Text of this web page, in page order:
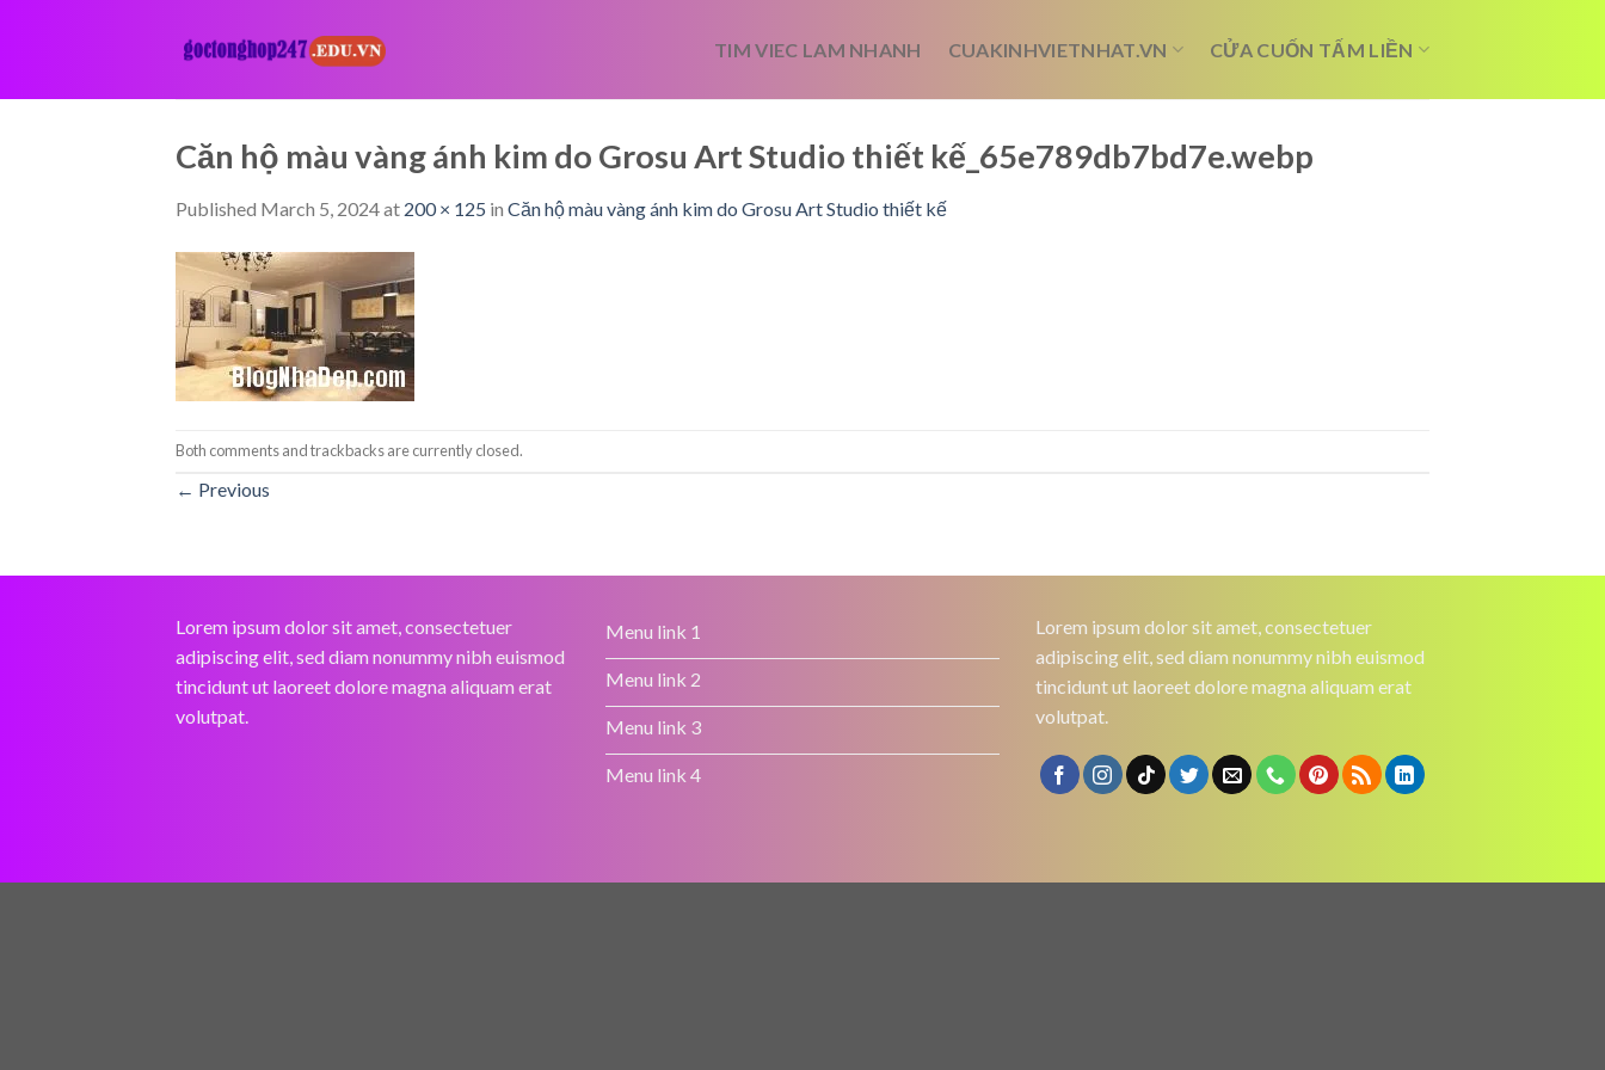
TIM VIEC LAM NHANH CUAKINHVIETNHAT.VN CỬA CUỐN TẤM LIỀN
Căn hộ màu vàng ánh kim do Grosu Art Studio thiết kế_65e789db7bd7e.webp
Published March 5, 2024at 200 × 125 in Căn hộ màu vàng ánh kim do Grosu Art Studio thiết kế
Both comments and trackbacks are currently closed.
← Previous
Lorem ipsum dolor sit amet, consectetuer
adipiscing elit, sed diam nonummy nibh euismod
tincidunt ut laoreet dolore magna aliquam erat
volutpat.
Menu link 1
Menu link 2
Menu link 3
Menu link 4
Lorem ipsum dolor sit amet, consectetuer
adipiscing elit, sed diam nonummy nibh euismod
tincidunt ut laoreet dolore magna aliquam erat
volutpat.